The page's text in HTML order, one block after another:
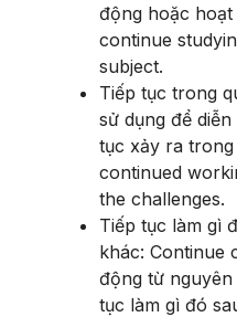
động hoặc
continue
subject.
Tiếp tục trong
sử dụng để
tục xảy ra
continued
the challenges.
Tiếp tục làm gì
khác: Continue
động từ nguyên
tục làm gì đó